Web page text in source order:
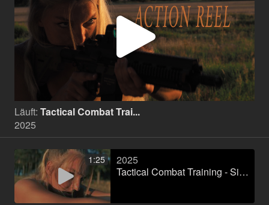
Video
Läuft: Tactical Combat Trai...
2025
1:25
2025
Tactical Combat Training - Sicherheitsinstitution Berlin